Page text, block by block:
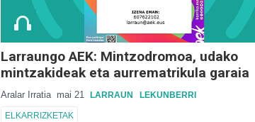
Larraungo AEK: Mintzodromoa, udako
mintzakideak eta aurrematrikula garaia
Aralar Irratia mai 21 LARRAUN LEKUNBERRI
ELKARRIZKETAK